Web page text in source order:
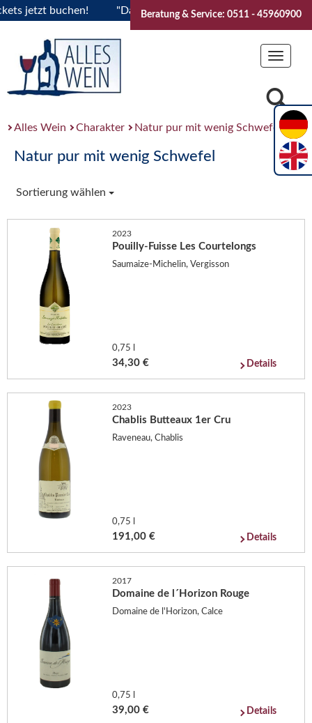
jetzt buchen! "Das Sommerfest 2026" Vive la
Beratung & Service: 0511 - 45960900
Toggle
Alles Wein Charakter Natur pur mit wenig Schwefel
Natur pur mit wenig Schwefel
Sortierung wählen
2023
Pouilly-Fuisse Les Courtelongs
Saumaize-Michelin, Vergisson
0,75 l
34,30 € Details
2023
Chablis Butteaux 1er Cru
Raveneau, Chablis
0,75 l
191,00 € Details
2017
Domaine de l´Horizon Rouge
Domaine de l'Horizon, Calce
0,75 l
39,00 € Details